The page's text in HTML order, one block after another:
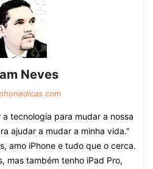
Neves
tecnologia para mudar a nossa
ajudar a mudar a minha vida."
amo iPhone e tudo que o cerca.
mas também tenho iPad Pro,